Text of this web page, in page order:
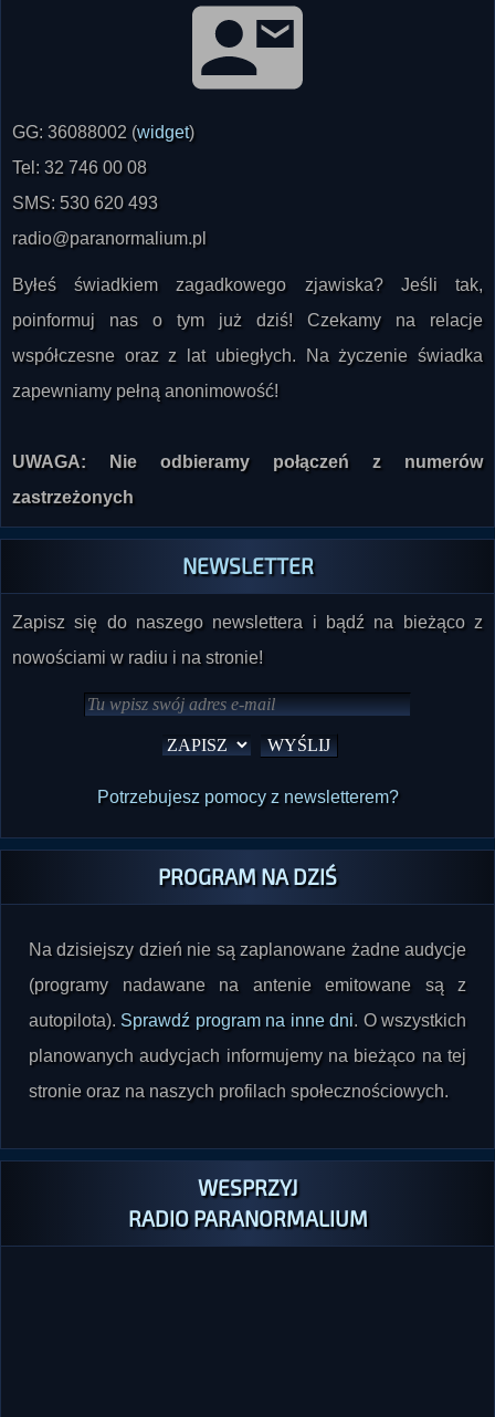
GG: 36088002 (widget)
Tel: 32 746 00 08
SMS: 530 620 493
radio@paranormalium.pl
Byłeś świadkiem zagadkowego zjawiska? Jeśli tak,
poinformuj nas o tym już dziś! Czekamy na relacje
współczesne oraz z lat ubiegłych. Na życzenie świadka
zapewniamy pełną anonimowość!
UWAGA: Nie odbieramy połączeń z numerów
zastrzeżonych
NEWSLETTER
Zapisz się do naszego newslettera i bądź na bieżąco z
nowościami w radiu i na stronie!
Potrzebujesz pomocy z newsletterem?
PROGRAM NA DZIŚ
Na dzisiejszy dzień nie są zaplanowane żadne audycje
(programy nadawane na antenie emitowane są z
autopilota). Sprawdź program na inne dni. O wszystkich
planowanych audycjach informujemy na bieżąco na tej
stronie oraz na naszych profilach społecznościowych.
WESPRZYJ
RADIO PARANORMALIUM